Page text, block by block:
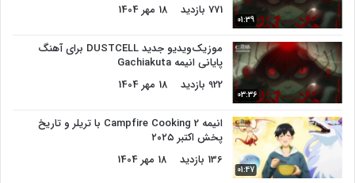
01:39
771 بازدید
18 مهر 1404
03:36
موزیک‌ویدیو جدید DUSTCELL برای آهنگ
پایانی انیمه Gachiakuta
922 بازدید
18 مهر 1404
01:47
انیمه Campfire Cooking 2 با تریلر و تاریخ
پخش اکتبر ۲۰۲۵
136 بازدید
18 مهر 1404